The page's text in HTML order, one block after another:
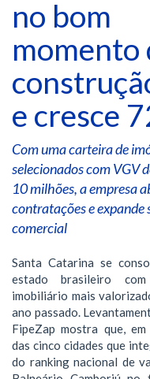
no bom
momento
e cresce
Com uma carteira de
selecionados com VGV
10 milhões, a empresa
contratações e expande
comercial
Santa Catarina se
estado brasileiro
imobiliário mais
ano passado.
FipeZap mostra que,
das cinco cidades que
do ranking nacional de